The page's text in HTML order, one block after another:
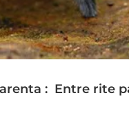
: Entre rite